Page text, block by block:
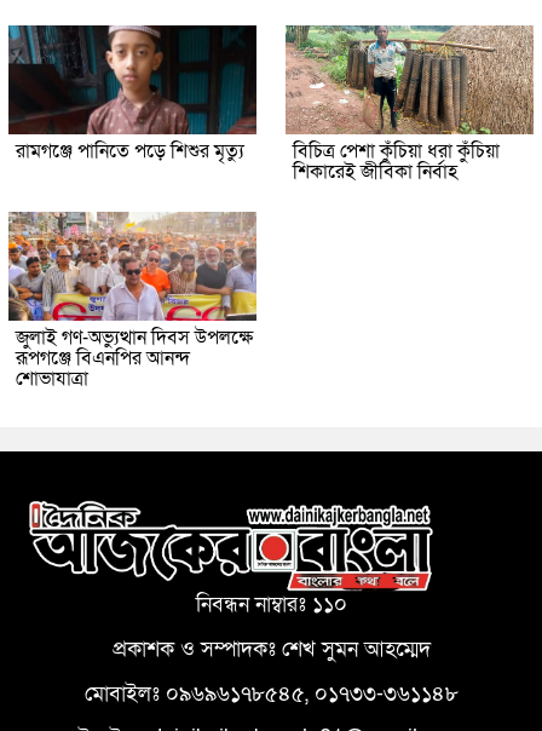
রামগঞ্জে পানিতে পড়ে শিশুর মৃত্যু বিচিত্র পেশা কুঁচিয়া ধরা কুঁচিয়া
শিকারেই জীবিকা নির্বাহ
জুলাই গণ-অভ্যুত্থান দিবস উপলক্ষে
রূপগঞ্জে বিএনপির আনন্দ
শোভাযাত্রা
নিবন্ধন নাম্বারঃ ১১০
প্রকাশক ও সম্পাদকঃ শেখ সুমন আহম্মেদ
মোবাইলঃ ০৯৬৯৬১৭৮৫৪৫, ০১৭৩৩-৩৬১১৪৮